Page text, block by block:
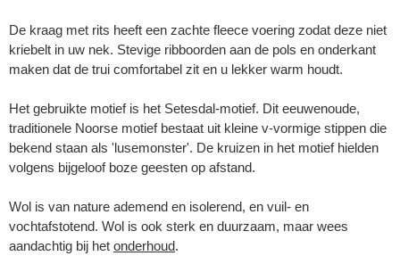
De kraag met rits heeft een zachte fleece voering zodat deze niet
kriebelt in uw nek. Stevige ribboorden aan de pols en onderkant
maken dat de trui comfortabel zit en u lekker warm houdt.
Het gebruikte motief is het Setesdal-motief. Dit eeuwenoude,
traditionele Noorse motief bestaat uit kleine v-vormige stippen die
bekend staan als 'lusemonster'. De kruizen in het motief hielden
volgens bijgeloof boze geesten op afstand.
Wol is van nature ademend en isolerend, en vuil- en
vochtafstotend. Wol is ook sterk en duurzaam, maar wees
aandachtig bij het onderhoud.